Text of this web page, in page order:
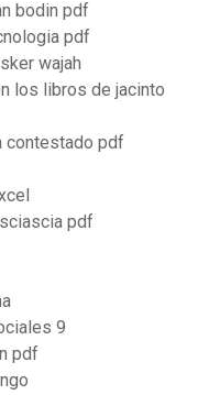
bodin pdf
pdf
wajah
los libros de jacinto
contestado pdf
pdf
9
pdf